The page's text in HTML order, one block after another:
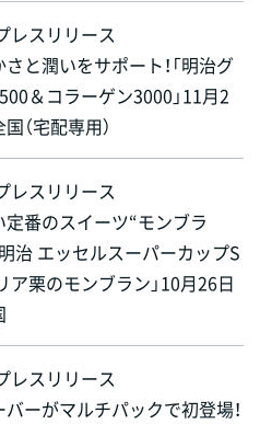
レスリリース
と潤いをサポート！「明治グ
＆コラーゲン3000」11月2
（宅配専用）
レスリリース
番のスイーツ“モンブラ
明治 エッセルスーパーカップS
ア栗のモンブラン」10月26日
レスリリース
ーがマルチパックで初登場！